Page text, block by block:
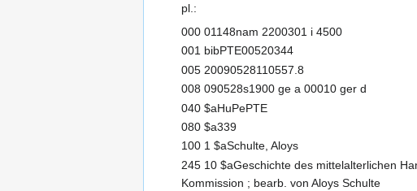
pl.:
000 01148nam 2200301 i 4500
001 bibPTE00520344
005 20090528110557.8
008 090528s1900 ge a 00010 ger d
040 $aHuPePTE
080 $a339
100 1 $aSchulte, Aloys
245 10 $aGeschichte des mittelalterlichen
Kommission ; bearb. von Aloys Schulte